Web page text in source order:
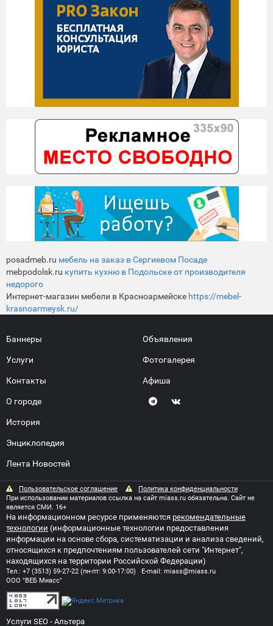
posadmeb.ru мебель на заказ в Сергиевом Посаде
mebpodolsk.ru купить кухню в Подольске от производителя
недорого
Интернет-магазин мебели в Красноармейске https://mebel-
krasnoarmeysk.ru/
Баннеры
Услуги
Контакты
О городе
История
Энциклопедия
Лента Новостей
Объявления
Фотогалерея
Афиша
Пользовательское соглашение
Политика конфиденциальности
При использовании материалов ссылка на сайт miass.ru обязательна. Сайт не
является СМИ. 16+
На информационном ресурсе применяются рекомендательные
технологии (информационные технологии предоставления
информации на основе сбора, систематизации и анализа сведений,
относящихся к предпочтениям пользователей сети "Интернет",
находящихся на территории Российской Федерации)
Тел.: +7 (3513) 59-27-22 (пн-пт: 9:00-17:00) E-mail: miass@miass.ru
ООО "ВЕБ Миасс"
Услуги SEO - Альтера